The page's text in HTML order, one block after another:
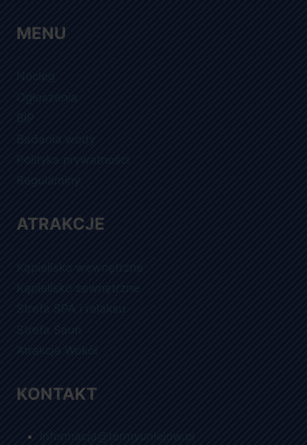
MENU
Nocleg
Ogłoszenia
BIP
Badania wody
Polityka prywatności
Regulaminy
ATRAKCJE
Kąpielisko wewnętrzne
Kąpielisko zewnętrzne
Strefa SPA i relaksu
Strefa Saun
Atrakcje Wokół
KONTAKT
informacja@termyuniejow.pl